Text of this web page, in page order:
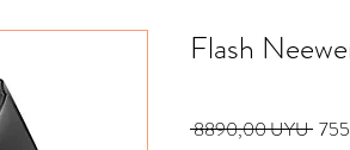
Flash
8890,00 UYU